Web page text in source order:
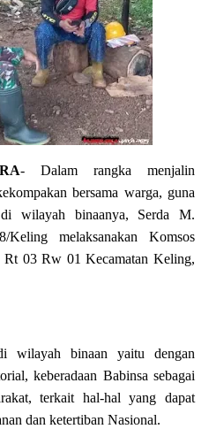
- Dalam rangka menjalin
bersama warga, guna
wilayah binaanya, Serda M.
melaksanakan Komsos
Rt 03 Rw 01 Kecamatan Keling,
wilayah binaan yaitu dengan
keberadaan Babinsa sebagai
terkait hal-hal yang dapat
dan ketertiban Nasional.